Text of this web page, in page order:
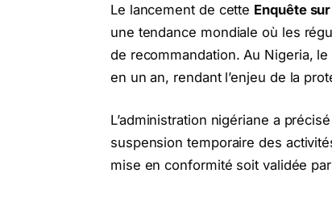
Le lancement de cette Enquête
une tendance mondiale où les
de recommandation. Au Nigeria,
en un an, rendant l’enjeu de la
L’administration nigériane a
suspension temporaire des
mise en conformité soit validée